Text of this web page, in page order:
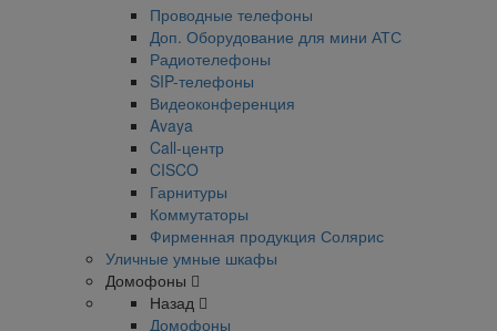
Проводные телефоны
Доп. Оборудование для мини АТС
Радиотелефоны
SIP-телефоны
Видеоконференция
Avaya
Call-центр
CISCO
Гарнитуры
Коммутаторы
Фирменная продукция Солярис
Уличные умные шкафы
Домофоны
Назад
Домофоны